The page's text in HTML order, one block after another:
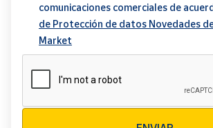
comunicaciones comerciales de
de Protección de datos Novedades
Market